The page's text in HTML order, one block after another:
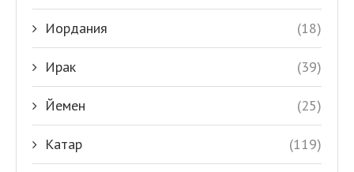
Иордания (18)
Ирак (39)
Йемен (25)
Катар (119)